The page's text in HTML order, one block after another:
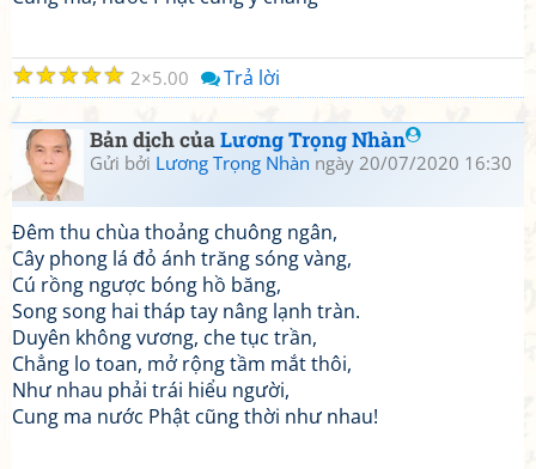
☆
☆
☆
☆
☆ 2 5.00 Trả lời
Bản dịch củaLương Trọng Nhàn
Gửi bởi Lương Trọng Nhàn ngày 20/07/2020 16:30
Đêm thu chùa thoảng chuông ngân,
Cây phong lá đỏ ánh trăng sóng vàng,
Cú rồng ngược bóng hồ băng,
Song song hai tháp tay nâng lạnh tràn.
Duyên không vương, che tục trần,
Chẳng lo toan, mở rộng tầm mắt thôi,
Như nhau phải trái hiểu người,
Cung ma nước Phật cũng thời như nhau!